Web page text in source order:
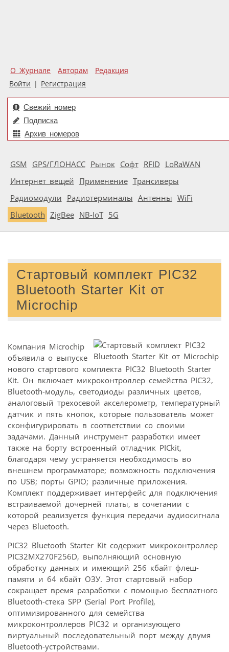
О Журнале Авторам
Редакция
Войти | Регистрация
Свежий номер
Подписка
Архив номеров
GSM GPS/ГЛОНАСС Рынок Софт RFID LoRaWAN
Интернет вещей Применение Трансиверы
Радиомодули Радиотерминалы Антенны WiFi
Bluetooth ZigBee NB-IoT 5G
Стартовый комплект PIC32
Bluetooth Starter Kit от
Microchip
Компания Microchip
объявила о выпуске
нового стартового комплекта PIC32 Bluetooth Starter
Kit. Он включает микроконтроллер семейства PIC32,
Bluetooth-модуль, светодиоды различных цветов,
аналоговый трехосевой акселерометр, температурный
датчик и пять кнопок, которые пользователь может
сконфигурировать в соответствии со своими
задачами. Данный инструмент разработки имеет
также на борту встроенный отладчик PICkit,
благодаря чему устраняется необходимость во
внешнем программаторе; возможность подключения
по USB; порты GPIO; различные приложения.
Комплект поддерживает интерфейс для подключения
встраиваемой дочерней платы, в сочетании с
которой реализуется функция передачи аудиосигнала
через Bluetooth.
PIC32 Bluetooth Starter Kit содержит микроконтроллер
PIC32MX270F256D, выполняющий основную
обработку данных и имеющий 256 кбайт флеш-
памяти и 64 кбайт ОЗУ. Этот стартовый набор
сокращает время разработки с помощью бесплатного
Bluetooth-стека SPP (Serial Port Profile),
оптимизированного для семейства
микроконтроллеров PIC32 и организующего
виртуальный последовательный порт между двумя
Bluetooth-устройствами.